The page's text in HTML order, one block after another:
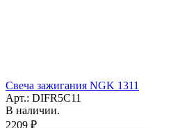
Свеча зажигания NGK 1311
Арт.: DIFR5C11
В наличии.
2209 ₽